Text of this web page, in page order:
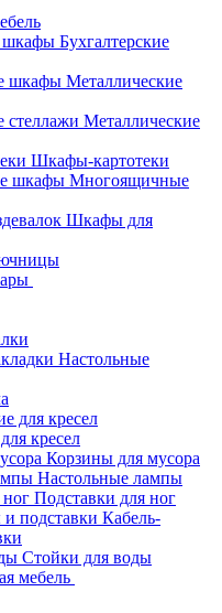
Бухгалтерские
Металлические
Металлические
Шкафы-картотеки
Многоящичные
Шкафы для
Настольные
кресел
Корзины для мусора
Настольные лампы
Подставки для ног
Кабель-
Стойки для воды
мебель